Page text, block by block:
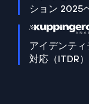
ション 2025
アイデンテ
対応（ITDR）